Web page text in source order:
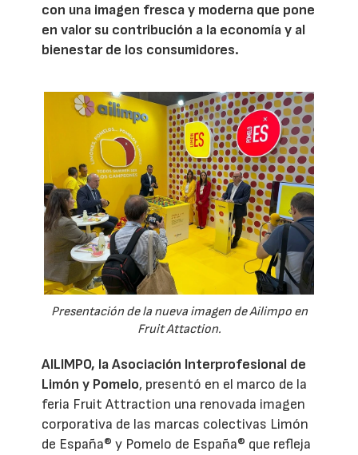
con una imagen fresca y moderna que pone
en valor su contribución a la economía y al
bienestar de los consumidores.
Presentación de la nueva imagen de Ailimpo en
Fruit Attaction.
AILIMPO, la Asociación Interprofesional de
Limón y Pomelo, presentó en el marco de la
feria Fruit Attraction una renovada imagen
corporativa de las marcas colectivas Limón
de España® y Pomelo de España® que refleja